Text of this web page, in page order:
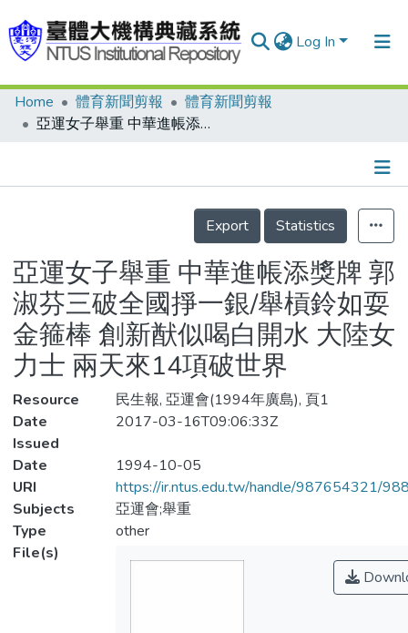
Log In
Communities & Collections
Statistics
Home 體育新聞剪報
體育新聞剪報
亞運女子舉重 中華進帳添獎牌 郭淑芬三破全國掙一銀/舉槓鈴如耍金箍棒 創新猷似喝白開水 大陸女力士 兩天來14項破世界
Details
Export
Statistics
亞運女子舉重 中華進帳添獎牌 郭
淑芬三破全國掙一銀/舉槓鈴如耍
金箍棒 創新猷似喝白開水 大陸女
力士 兩天來14項破世界
Resource
民生報, 亞運會(1994年廣島), 頁1
Date
Issued
2017-03-16T09:06:33Z
Date
1994-10-05
URI
https://ir.ntus.edu.tw/handle/987654321/
Subjects
亞運會;舉重
Type
other
File(s)